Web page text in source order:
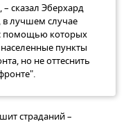
сказал Эберхард
лучшем случае
помощью которых
пункты
но не оттеснить
страданий –